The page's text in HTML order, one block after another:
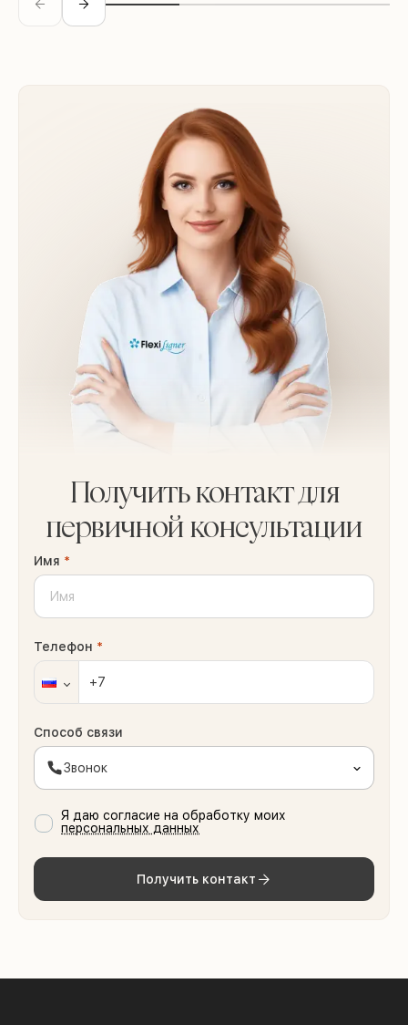
Получить контакт для
первичной консультации
Имя *
Телефон *
Способ связи
Звонок
Я даю согласие на обработку моих
персональных данных
Получить контакт